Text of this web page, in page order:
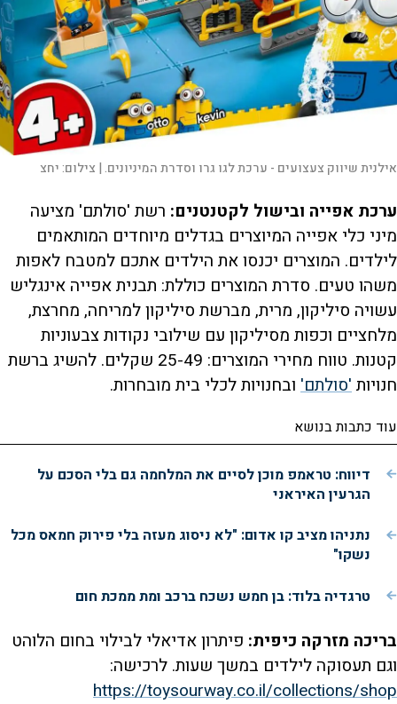
אילנית שיווק צעצועים - ערכת לגו גרו וסדרת המיניונים. | צילום:יחצ
ערכת אפייה ובישול לקטנטנים: רשת 'סולתם' מציעה
מיני כלי אפייה המיוצרים בגדלים מיוחדים המותאמים
לילדים. המוצרים יכנסו את הילדים אתכם למטבח לאפות
משהו טעים. סדרת המוצרים כוללת: תבנית אפייה אינגליש
עשויה סיליקון, מרית, מברשת סיליקון למריחה, מחרצת,
מלחציים וכפות מסיליקון עם שילובי נקודות צבעוניות
קטנות. טווח מחירי המוצרים: 25-49 שקלים. להשיג ברשת
חנויות'סולתם' ובחנויות לכלי בית מובחרות.
עוד כתבות בנושא
דיווח: טראמפ מוכן לסיים את המלחמה גם בלי הסכם על
הגרעין האיראני
נתניהו מציב קו אדום: "לא ניסוג מעזה בלי פירוק חמאס מכל
נשקו"
טרגדיה בלוד: בן חמש נשכח ברכב ומת ממכת חום
בריכה מזרקה כיפית: פיתרון אדיאלי לבילוי בחום הלוהט
וגם תעסוקה לילדים במשך שעות. לרכישה:
https://toysourway.co.il/collections/shop